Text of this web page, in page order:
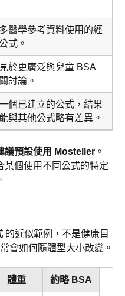
醫學參考資料使用的經
式。
於更廣泛與兒童 BSA
討論。
個已建立的公式，結果
與其他公式略有差異。
議預設使用 Mosteller 。
某個使用不同公式的特定
的近似範例，不是健康目
會如何隨體型大小改變。
體重 約略 BSA